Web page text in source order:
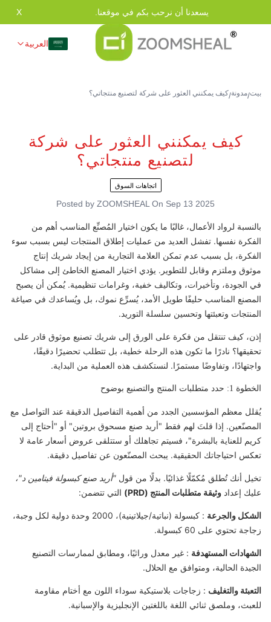
يسعدنا أن نرحب بكم في موقعنا. X
العربية
بيت/مدونة/كيف يمكنني العثور على شركة لتصنيع منتجاتي؟
كيف يمكنني العثور على شركة
لتصنيع منتجاتي؟
اتجاهات السوق
Posted by ZOOMSHEAL On Sep 13 2025
بالنسبة لرواد الأعمال، غالبًا ما يكون اختيار المُصنِّع المناسب أهم من
الفكرة نفسها. تفشل العديد من عمليات إطلاق المنتجات ليس بسبب سوء
الفكرة، بل بسبب عدم تمكن العلامة التجارية من إيجاد شريك إنتاج
موثوق وملتزم وقابل للتطوير. يؤدي اختيار المصنع الخاطئ إلى مشاكل
في الجودة، وتأخيرات، وتكاليف خفية، وغرامات تنظيمية. يُمكن أن يصبح
المصنع المناسب حليفًا طويل الأمد، يُسرِّع نموك، بل ويُساعدك في صياغة
المنتجات وتعبئتها وتحسين سلسلة التوريد.
إذن، كيف تنتقل من فكرة على الورق إلى شريك تصنيع موثوق قادر على
تحقيقها؟ نادرًا ما تكون هذه الرحلة خطية، بل تتطلب تحضيرًا دقيقًا،
واجتهادًا، وتفاوضًا مستمرًا. لنستكشف هذه العملية من البداية.
الخطوة 1: حدد متطلبات المنتج والتصنيع بوضوح
يُقلل معظم المؤسسين الجدد من أهمية التفاصيل الدقيقة عند التواصل مع
المصنّعين. إذا قلتَ لهم فقط "أريد صنع مسحوق بروتين" أو "أحتاج إلى
كريم للعناية بالبشرة"، فسيتم تجاهلك أو ستتلقى عروض أسعار عامة لا
تعكس احتياجاتك الحقيقية. يبحث المصنّعون عن تفاصيل دقيقة.
تخيل أنك تُطلق مُكمّلًا غذائيًا. بدلًا من قول "أريد صنع كبسولة فيتامين د"،
عليك إعداد وثيقة متطلبات المنتج (PRD) التي تتضمن:
الشكل والجرعة
: كبسولة (نباتية/جيلاتينية)، 2000 وحدة دولية لكل وجبة،
زجاجة تحتوي على 60 كبسولة.
الشهادات المستهدفة : غير معدل وراثيًا، ومطابق لممارسات التصنيع
الجيدة الحالية، ومتوافق مع الحلال.
التعبئة والتغليف : زجاجات بلاستيكية سوداء اللون مع أختام مقاومة
للعبث، وملصق ثنائي اللغة باللغتين الإنجليزية والإسبانية.